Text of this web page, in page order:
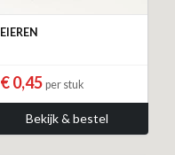
EIEREN
€ 0,45 per stuk
Bekijk & bestel